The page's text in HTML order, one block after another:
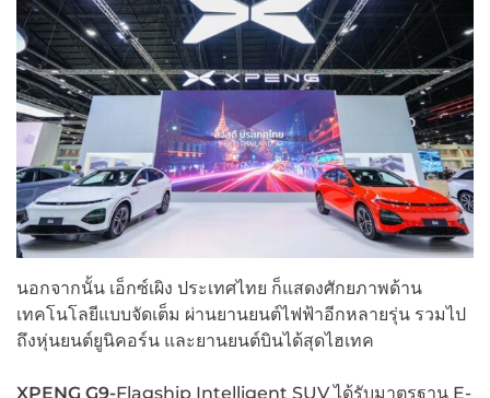
นอกจากนั้น เอ็กซ์เผิง ประเทศไทย ก็แสดงศักยภาพด้าน
เทคโนโลยีแบบจัดเต็ม ผ่านยานยนต์ไฟฟ้าอีกหลายรุ่น รวมไป
ถึงหุ่นยนต์ยูนิคอร์น และยานยนต์บินได้สุดไฮเทค
XPENG G9-Flagship Intelligent SUV ได้รับมาตรฐาน E-